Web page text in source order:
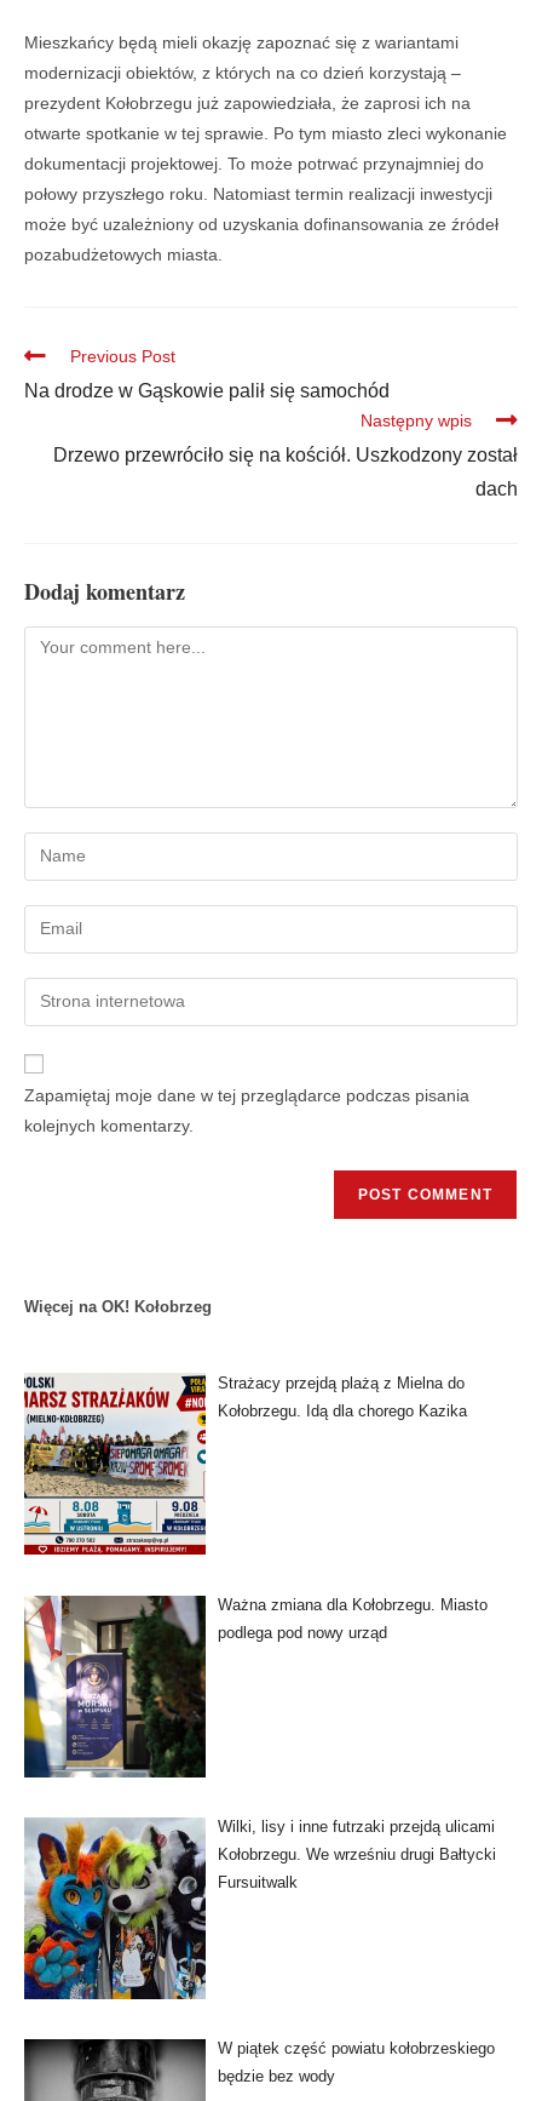
Mieszkańcy będą mieli okazję zapoznać się z wariantami
modernizacji obiektów, z których na co dzień korzystają –
prezydent Kołobrzegu już zapowiedziała, że zaprosi ich na
otwarte spotkanie w tej sprawie. Po tym miasto zleci wykonanie
dokumentacji projektowej. To może potrwać przynajmniej do
połowy przyszłego roku. Natomiast termin realizacji inwestycji
może być uzależniony od uzyskania dofinansowania ze źródeł
pozabudżetowych miasta.
Previous Post
Na drodze w Gąskowie palił się samochód
Następny wpis
Drzewo przewróciło się na kościół. Uszkodzony został
dach
Dodaj komentarz
Zapamiętaj moje dane w tej przeglądarce podczas pisania
kolejnych komentarzy.
Więcej na OK! Kołobrzeg
Strażacy przejdą plażą z Mielna do
Kołobrzegu. Idą dla chorego Kazika
Ważna zmiana dla Kołobrzegu. Miasto
podlega pod nowy urząd
Wilki, lisy i inne futrzaki przejdą ulicami
Kołobrzegu. We wrześniu drugi Bałtycki
Fursuitwalk
W piątek część powiatu kołobrzeskiego
będzie bez wody